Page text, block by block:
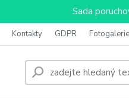
Sada
Kontakty GDPR Fotogalerie